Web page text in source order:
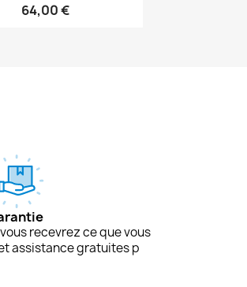
64,00 €
recevrez ce que vous
assistance gratuites p